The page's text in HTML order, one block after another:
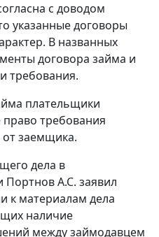
с доводом
указанные договоры
В названных
договора займа и
требования.
плательщики
право требования
от заемщика.
дела в
А.С. заявил
к материалам дела
наличие
между займодавцем